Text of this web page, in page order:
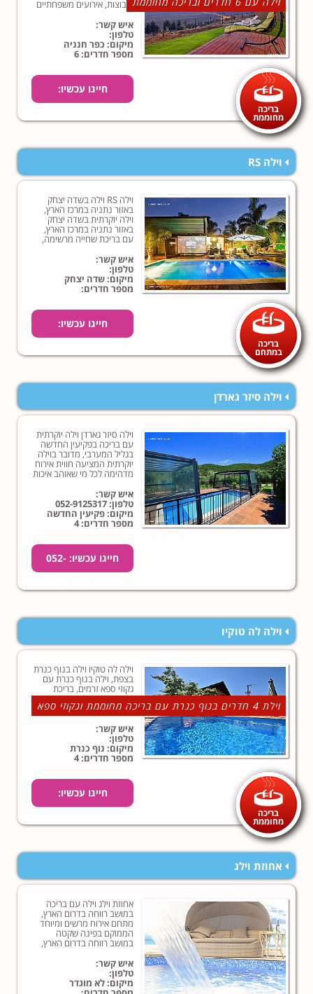
בריכה
מחוממת
וקבוצות, אירועים משפחתיים
מול הנוף של הגליל העליון,
מרחק קצר מטבריה והכנרת.
איש קשר:
טלפון:
מיקום: כפר חנניה
מספר חדרים: 6
חייגו עכשיו:
וילה RS
בריכה
במתחם
וילה RS וילה בשדה יצחק
באזור נתניה במרכז הארץ,
וילה יוקרתית בשדה יצחק
באזור נתניה במרכז הארץ,
עם בריכת שחייה מרשימה,
איש קשר:
טלפון:
מיקום: שדה יצחק
מספר חדרים:
חייגו עכשיו:
וילה סיזר גארדן
וילה סיזר גארדן וילה יוקרתית
עם בריכה בפקיעין החדשה
בגליל המערבי, מדובר בוילה
יוקרתית המציעה חווית אירוח
מדהימה לכל מי שאוהב איכות
נוספים!
איש קשר:
טלפון:052-9125317
מיקום: פקיעין החדשה
מספר חדרים: 4
חייגו עכשיו: 052-
וילה לה טוקיו
וילת 4 חדרים בנוף כנרת עם בריכה מחוממת וגקוזי ספא
בריכה
מחוממת
וילה לה טוקיו וילה בנוף כנרת
בצפת, וילה בנוף כנרת עם
גקוזי ספא זרמים, בריכת
שחייה המחוממת בחורף
וסאונה יבשה בחצר מטופחת.
למידע נוסף לחצו כאן!
איש קשר:
טלפון:
מיקום: נוף כנרת
מספר חדרים: 4
חייגו עכשיו:
אחוזת וילג
אחוזת וילג וילה עם בריכה
במושב רווחה בדרום הארץ,
מתחם אירוח מרשים ומיוחד
הממוקם בפינה שקטה
במושב רווחה בדרום הארץ,
המציעה חצר גדולה פרטית
עם בריכת שחייה מפנקת
ועוד...
איש קשר:
טלפון:
מיקום: לא מוגדר